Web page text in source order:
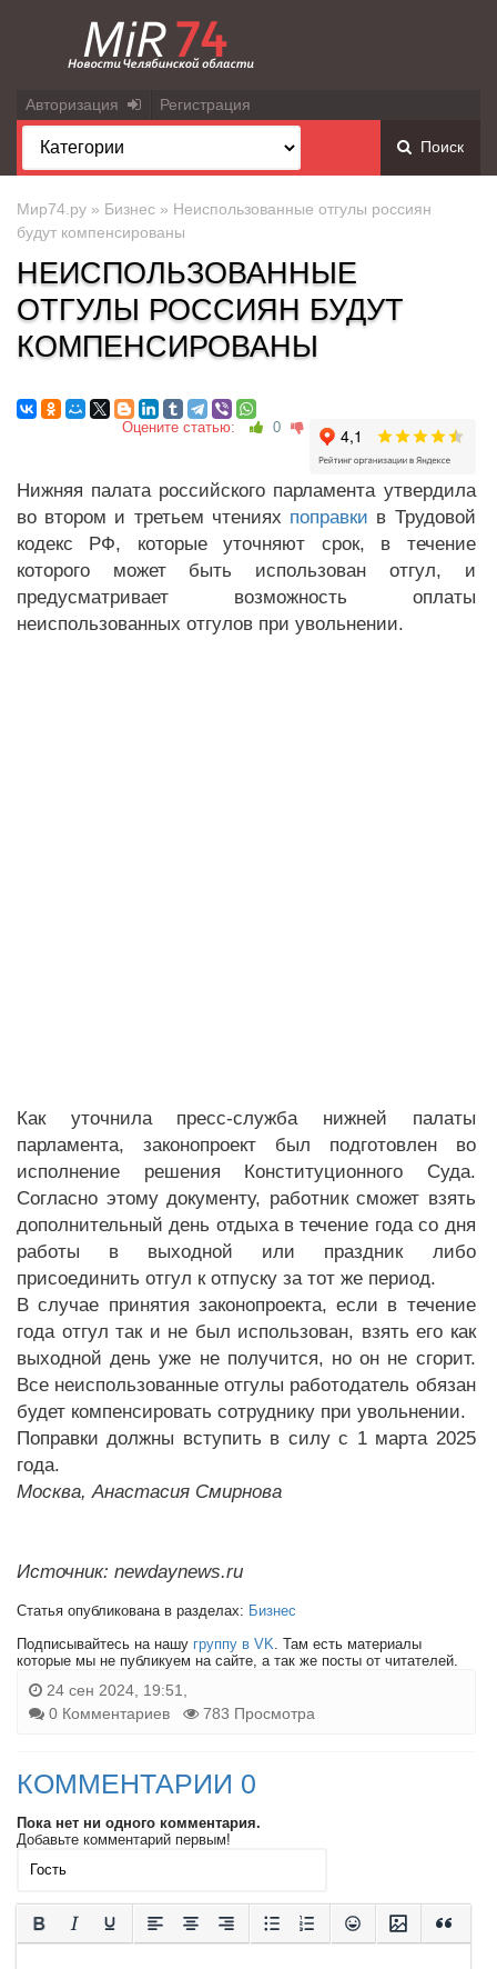
Авторизация Регистрация
Поиск
Мир74.ру » Бизнес » Неиспользованные отгулы россиян
будут компенсированы
НЕИСПОЛЬЗОВАННЫЕ
ОТГУЛЫ РОССИЯН БУДУТ
КОМПЕНСИРОВАНЫ
Оцените статью: 0
Нижняя палата российского парламента утвердила
во втором и третьем чтениях поправки в Трудовой
кодекс РФ, которые уточняют срок, в течение
которого может быть использован отгул, и
предусматривает возможность оплаты
неиспользованных отгулов при увольнении.
Как уточнила пресс-служба нижней палаты
парламента, законопроект был подготовлен во
исполнение решения Конституционного Суда.
Согласно этому документу, работник сможет взять
дополнительный день отдыха в течение года со дня
работы в выходной или праздник либо
присоединить отгул к отпуску за тот же период.
В случае принятия законопроекта, если в течение
года отгул так и не был использован, взять его как
выходной день уже не получится, но он не сгорит.
Все неиспользованные отгулы работодатель обязан
будет компенсировать сотруднику при увольнении.
Поправки должны вступить в силу с 1 марта 2025
года.
Москва, Анастасия Смирнова
Источник: newdaynews.ru
Статья опубликована в разделах: Бизнес
Подписывайтесь на нашу группу в VK . Там есть материалы
которые мы не публикуем на сайте, а так же посты от читателей.
24 сен 2024, 19:51,
0 Комментариев
783 Просмотра
КОММЕНТАРИИ 0
Пока нет ни одного комментария.
Добавьте комментарий первым!